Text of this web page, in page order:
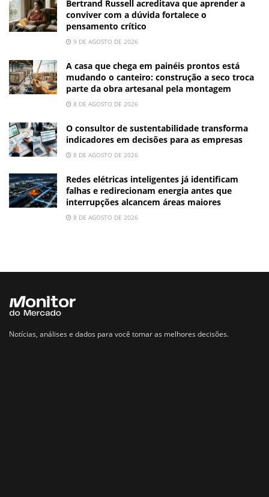
Bertrand Russell acreditava que aprender a
conviver com a dúvida fortalece o
pensamento crítico
9 DE AGOSTO DE 2026
A casa que chega em painéis prontos está
mudando o canteiro: construção a seco troca
parte da obra artesanal pela montagem
8 DE AGOSTO DE 2026
O consultor de sustentabilidade transforma
indicadores em decisões para as empresas
8 DE AGOSTO DE 2026
Redes elétricas inteligentes já identificam
falhas e redirecionam energia antes que
interrupções alcancem áreas maiores
8 DE AGOSTO DE 2026
Notícias, análises e dados para você tomar as melhores decisões.